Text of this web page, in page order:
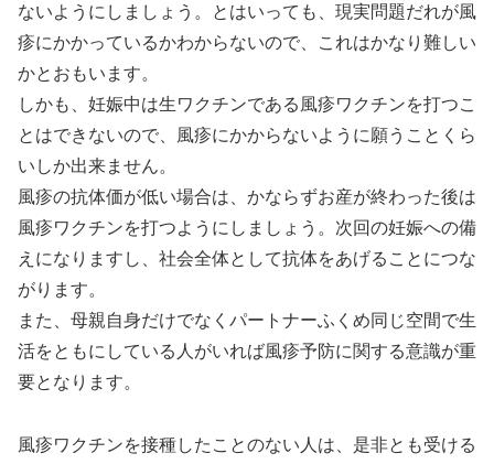
ないようにしましょう。とはいっても、現実問題だれが風
疹にかかっているかわからないので、これはかなり難しい
かとおもいます。
しかも、妊娠中は生ワクチンである風疹ワクチンを打つこ
とはできないので、風疹にかからないように願うことくら
いしか出来ません。
風疹の抗体価が低い場合は、かならずお産が終わった後は
風疹ワクチンを打つようにしましょう。次回の妊娠への備
えになりますし、社会全体として抗体をあげることにつな
がります。
また、母親自身だけでなくパートナーふくめ同じ空間で生
活をともにしている人がいれば風疹予防に関する意識が重
要となります。
風疹ワクチンを接種したことのない人は、是非とも受ける